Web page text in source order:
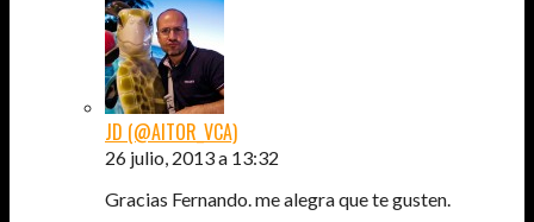
JD (@AITOR_VCA)
26 julio, 2013 a 13:32
Gracias Fernando. me alegra que te gusten.